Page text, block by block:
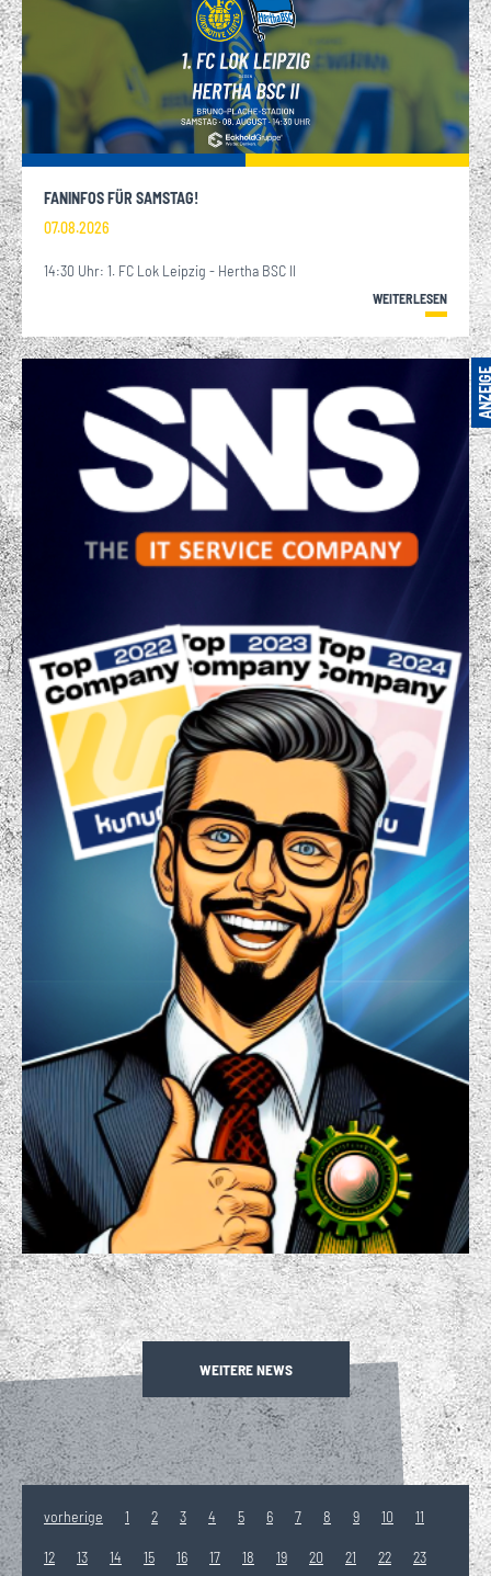
FANINFOS FÜR SAMSTAG!
07.08.2026
14:30 Uhr: 1. FC Lok Leipzig - Hertha BSC II
WEITERLESEN
WEITERE NEWS
vorherige 1 2 3 4 5 6 7 8 9 10 11
12 13 14 15 16 17 18 19 20 21 22 23